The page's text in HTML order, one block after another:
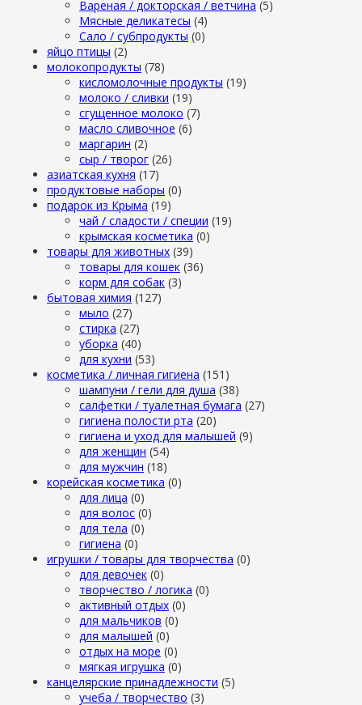
Вареная / докторская / ветчина (5)
Мясные деликатесы (4)
Сало / субпродукты (0)
яйцо птицы (2)
молокопродукты (78)
кисломолочные продукты (19)
молоко / сливки (19)
сгущенное молоко (7)
масло сливочное (6)
маргарин (2)
сыр / творог (26)
азиатская кухня (17)
продуктовые наборы (0)
подарок из Крыма (19)
чай / сладости / специи (19)
крымская косметика (0)
товары для животных (39)
товары для кошек (36)
корм для собак (3)
бытовая химия (127)
мыло (27)
стирка (27)
уборка (40)
для кухни (53)
косметика / личная гигиена (151)
шампуни / гели для душа (38)
салфетки / туалетная бумага (27)
гигиена полости рта (20)
гигиена и уход для малышей (9)
для женщин (54)
для мужчин (18)
корейская косметика (0)
для лица (0)
для волос (0)
для тела (0)
гигиена (0)
игрушки / товары для творчества (0)
для девочек (0)
творчество / логика (0)
активный отдых (0)
для мальчиков (0)
для малышей (0)
отдых на море (0)
мягкая игрушка (0)
канцелярские принадлежности (5)
учеба / творчество (3)